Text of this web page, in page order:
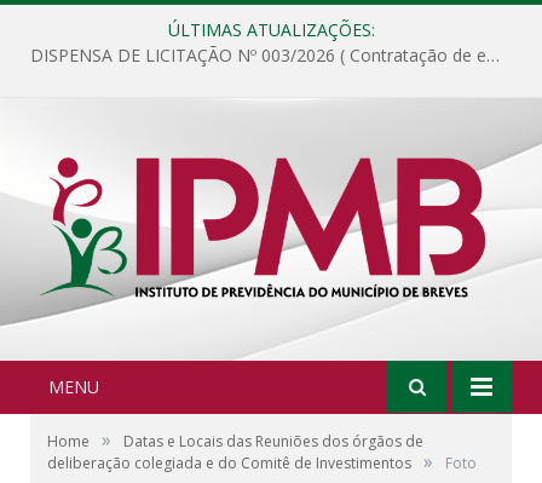
ÚLTIMAS ATUALIZAÇÕES:
DISPENSA DE LICITAÇÃO Nº 003/2026 ( Contratação de empresa para fornecimento de gêneros alimentícios não perecíveis, materiais de expediente, descartáveis, copa e cozinha, para análise e posterior publicação.)
MENU
Home »
Datas e Locais das Reuniões dos órgãos de
deliberação colegiada e do Comitê de Investimentos » Foto